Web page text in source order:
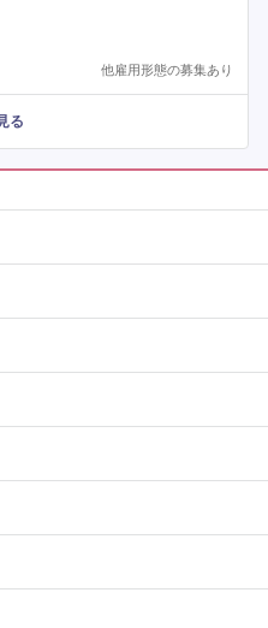
他雇用形態の募集あり
る